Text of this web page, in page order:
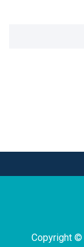
Copyright ©